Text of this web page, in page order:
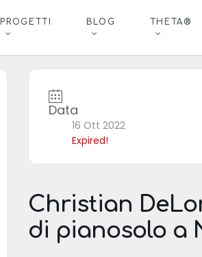
PROGETTI BLOG THETA®
Data
16 Ott 2022
Expired!
Christian
di pianosolo a